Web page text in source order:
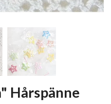
Hårspänne